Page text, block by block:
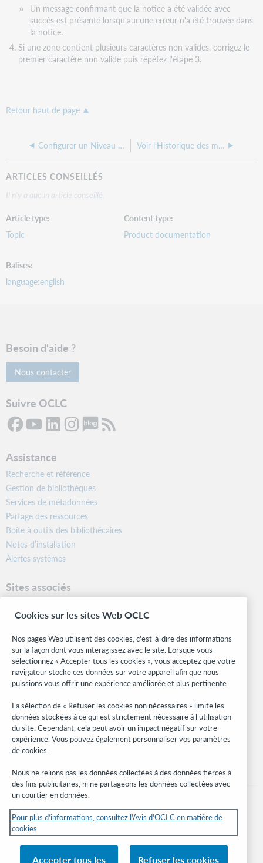
Un message confirmant que la notice a été validée avec
succès est présenté lorsqu'aucune erreur n'a été trouvée dans
la notice.
Si une zone contient plusieurs caractères non valides, corrigez le
premier caractère non valide puis répétez l'étape 3.
Retour haut de page
Configurer un Niveau de public des fonds dans WorldCat pour une NFL Voir l'Historique des modifications de NFL
ARTICLES CONSEILLÉS
Il n'y a aucun article conseillé.
Article type
Topic
Content type
Product documentation
Balises
language:english
Besoin d'aide ?
Nous contacter
Suivre OCLC
Assistance
Recherche et référence
Gestion de bibliothèques
Services de métadonnées
Partage des ressources
Boîte à outils des bibliothécaires
Notes d’installation
Alertes systèmes
Sites associés
Formats bibliographiques
Research
WebJunction
Réseau des développeurs
Soyez informé
Recevez les dernières nouvelles sur les produits et services, des
études, des événements, et plus.
© 2026 OCLC
Cookies sur les sites Web OCLC
Nos pages Web utilisent des cookies, c'est-à-dire des informations
sur la façon dont vous interagissez avec le site. Lorsque vous
sélectionnez « Accepter tous les cookies », vous acceptez que votre
navigateur stocke ces données sur votre appareil afin que nous
puissions vous offrir une expérience améliorée et plus pertinente.
La sélection de « Refuser les cookies non nécessaires » limite les
données stockées à ce qui est strictement nécessaire à l’utilisation
du site. Cependant, cela peut avoir un impact négatif sur votre
expérience. Vous pouvez également personnaliser vos paramètres
de cookies.
Nous ne relions pas les données collectées à des données tierces à
des fins publicitaires, ni ne partageons les données collectées avec
un courtier en données.
Pour plus d’informations, consultez l'Avis d'OCLC en matière de
cookies
Accepter tous les Refuser les cookies